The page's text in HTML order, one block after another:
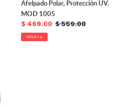
Afelpado Polar, Protección UV.
MOD 1005
Precio
de
venta
$ 469.00 Precio
$ 559.00
OFERTA